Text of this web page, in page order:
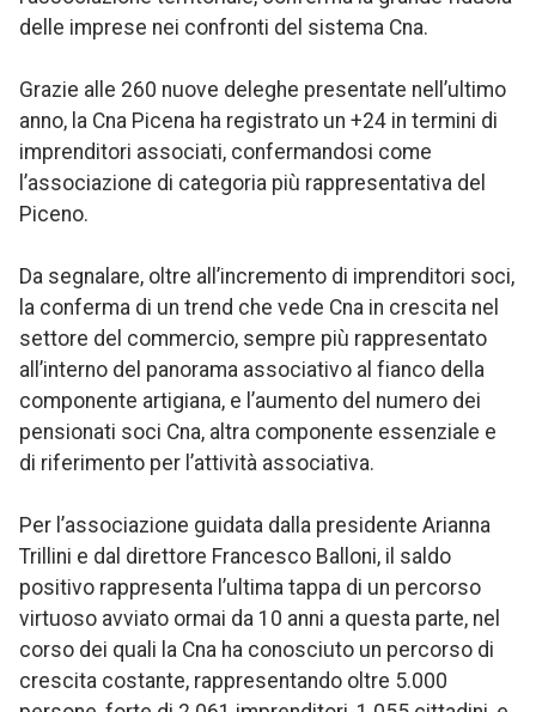
delle imprese nei confronti del sistema Cna.
Grazie alle 260 nuove deleghe presentate nell’ultimo
anno, la Cna Picena ha registrato un +24 in termini di
imprenditori associati, confermandosi come
l’associazione di categoria più rappresentativa del
Piceno.
Da segnalare, oltre all’incremento di imprenditori soci,
la conferma di un trend che vede Cna in crescita nel
settore del commercio, sempre più rappresentato
all’interno del panorama associativo al fianco della
componente artigiana, e l’aumento del numero dei
pensionati soci Cna, altra componente essenziale e
di riferimento per l’attività associativa.
Per l’associazione guidata dalla presidente Arianna
Trillini e dal direttore Francesco Balloni, il saldo
positivo rappresenta l’ultima tappa di un percorso
virtuoso avviato ormai da 10 anni a questa parte, nel
corso dei quali la Cna ha conosciuto un percorso di
crescita costante, rappresentando oltre 5.000